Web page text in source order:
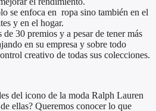
se enfoca en ropa sino también en el
y en el hogar.
30 premios y a pesar de tener más
en su empresa y sobre todo
creativo de todas sus colecciones.
del icono de la moda Ralph Lauren
ellas? Queremos conocer lo que